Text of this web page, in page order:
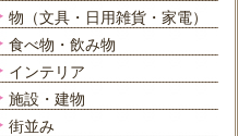
物（文具・日用雑貨・家電）
食べ物・飲み物
インテリア
施設・建物
街並み